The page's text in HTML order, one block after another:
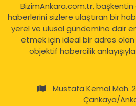
BizimAnkara.com.tr,
haberlerini sizlere ulaştıran bir
yerel ve ulusal gündemine dair
etmek için ideal bir adres
objektif habercilik
Mustafa Kemal Mah.
Çankaya/